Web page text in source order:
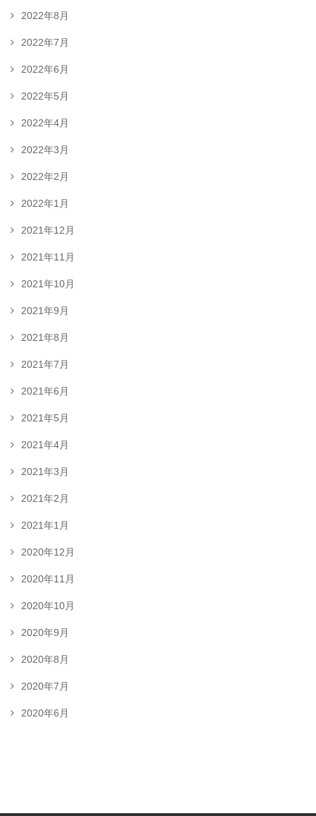
2022年8月
2022年7月
2022年6月
2022年5月
2022年4月
2022年3月
2022年2月
2022年1月
2021年12月
2021年11月
2021年10月
2021年9月
2021年8月
2021年7月
2021年6月
2021年5月
2021年4月
2021年3月
2021年2月
2021年1月
2020年12月
2020年11月
2020年10月
2020年9月
2020年8月
2020年7月
2020年6月